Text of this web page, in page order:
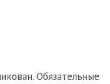
Обязательные